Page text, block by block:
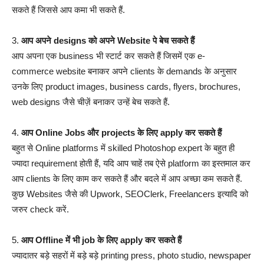
सकते हैं जिससे आप कमा भी सकते हैं.
3. आप अपने designs को अपने Website पे बेच सकते हैं
आप अपना एक business भी स्टार्ट कर सकते हैं जिसमें एक e-
commerce website बनाकर अपने clients के demands के अनुसार
उनके लिए product images, business cards, flyers, brochures,
web designs जैसे चीज़ें बनाकर उन्हें बेच सकते हैं.
4. आप Online Jobs और projects के लिए apply कर सकते हैं
बहुत से Online platforms में skilled Photoshop expert के बहुत ही
ज्यादा requirement होती हैं, यदि आप चाहें तब ऐसे platform का इस्तमाल कर
आप clients के लिए काम कर सकते हैं और बदले में आप अच्छा कम सकते हैं.
कुछ Websites जैसे की Upwork, SEOClerk, Freelancers इत्यादि को
जरुर check करें.
5. आप Offline में भी job के लिए apply कर सकते हैं
ज्यादातर बड़े सहरों में बड़े बड़े printing press, photo studio, newspaper